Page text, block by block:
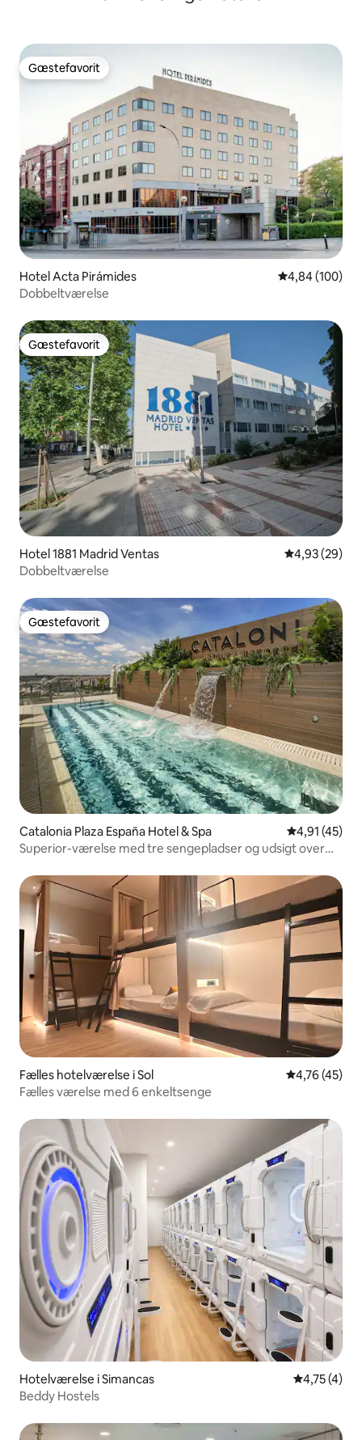
Gæstefavorit
Gæstefavorit
Hotel Acta Pirámides 4,84 ud af 5 i
4,84 (100)
Dobbeltværelse
Gæstefavorit
Gæstefavorit
Hotel 1881 Madrid Ventas 4,93 ud af 5 i
4,93 (29)
Dobbeltværelse
Gæstefavorit
Gæstefavorit
Catalonia Plaza España Hotel & Spa 4,91 ud af 5
4,91 (45)
Superior-værelse med tre sengepladser og udsigt over
Fælles hotelværelse i Sol 4,76 ud af 5
4,76 (45)
Fælles værelse med 6 enkeltsenge
Hotelværelse i Simancas 4,75 ud af
4,75 (4)
Beddy Hostels